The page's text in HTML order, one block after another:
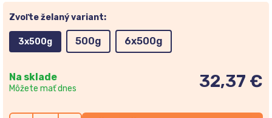
Zvoľte želaný variant:
3x500g 500g 6x500g
Na sklade
Môžete mať dnes 32,37 €